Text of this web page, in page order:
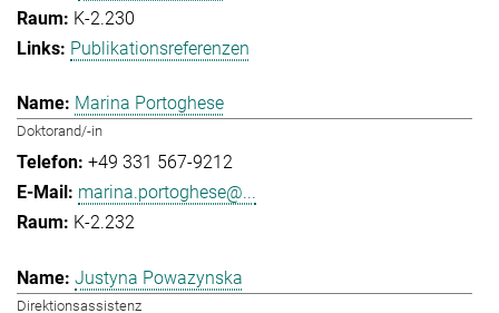
K-2.230
Publikationsreferenzen
Marina Portoghese
Doktorand/-in
+49 331 567-9212
marina.portoghese@...
K-2.232
Justyna Powazynska
Direktionsassistenz